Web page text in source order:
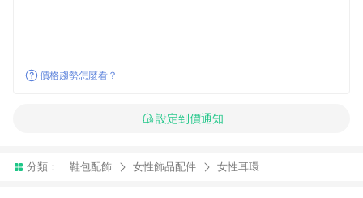
價格趨勢怎麼看？
設定到價通知
分類： 鞋包配飾 女性飾品配件 女性耳環